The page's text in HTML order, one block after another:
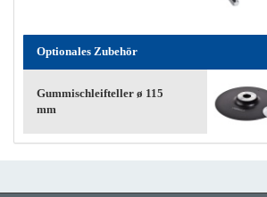
Optionales Zubehör
Gummischleifteller ø 115
mm